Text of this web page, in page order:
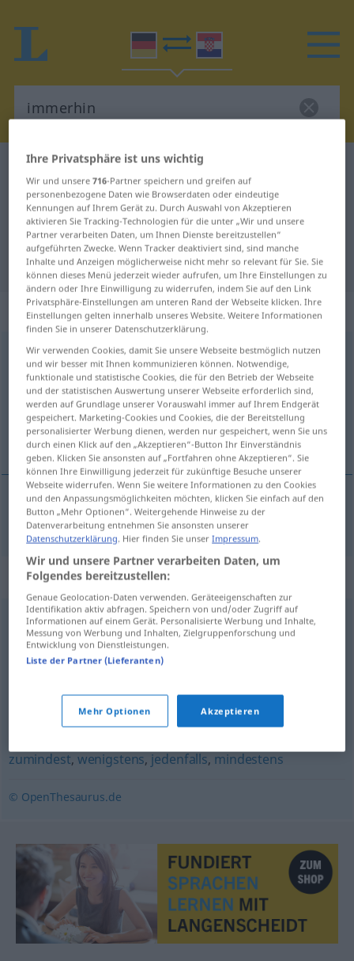
Deutsch-Kroatisch Wörterbuch
Deutsch-Kroatisch Übersetzung für
"immerhin"
"immerhin" Kroatisch Übersetzung
„immerhin“: Adverb
immerhinadv
Übersicht aller Übersetzungen
(Für mehr Details die Übersetzung anklicken/antippen)
barem
barem immerhin
Synonyme für "immerhin"
wenigstens,Hauptsache (...) (ugs.)
trotzdem, allein (geh.)
sicherlich,freilich,aber,zumindest,allerdings,
,jedenfalls
zumindest, wenigstens, jedenfalls, mindestens
© OpenThesaurus.de
Ihre Privatsphäre ist uns wichtig
Wir und unsere716-Partner speichern und greifen auf
personenbezogene Daten wie Browserdaten oder eindeutige
Kennungen auf Ihrem Gerät zu. Durch Auswahl von Akzeptieren
aktivieren Sie Tracking-Technologien für die unter „Wir und unsere
Partner verarbeiten Daten, um Ihnen Dienste bereitzustellen“
aufgeführten Zwecke. Wenn Tracker deaktiviert sind, sind manche
Inhalte und Anzeigen möglicherweise nicht mehr so relevant für Sie. Sie
können dieses Menü jederzeit wieder aufrufen, um Ihre Einstellungen zu
ändern oder Ihre Einwilligung zu widerrufen, indem Sie auf den Link
Privatsphäre-Einstellungen am unteren Rand der Webseite klicken. Ihre
Einstellungen gelten innerhalb unseres Website. Weitere Informationen
finden Sie in unserer Datenschutzerklärung.
Wir verwenden Cookies, damit Sie unsere Webseite bestmöglich nutzen
und wir besser mit Ihnen kommunizieren können. Notwendige,
funktionale und statistische Cookies, die für den Betrieb der Webseite
und der statistischen Auswertung unserer Webseite erforderlich sind,
werden auf Grundlage unserer Vorauswahl immer auf Ihrem Endgerät
gespeichert. Marketing-Cookies und Cookies, die der Bereitstellung
personalisierter Werbung dienen, werden nur gespeichert, wenn Sie uns
durch einen Klick auf den „Akzeptieren“-Button Ihr Einverständnis
geben. Klicken Sie ansonsten auf „Fortfahren ohne Akzeptieren“. Sie
können Ihre Einwilligung jederzeit für zukünftige Besuche unserer
Webseite widerrufen. Wenn Sie weitere Informationen zu den Cookies
und den Anpassungsmöglichkeiten möchten, klicken Sie einfach auf den
Button „Mehr Optionen“. Weitergehende Hinweise zu der
Datenverarbeitung entnehmen Sie ansonsten unserer
Datenschutzerklärung. Hier finden Sie unserImpressum.
Wir und unsere Partner verarbeiten Daten, um
Folgendes bereitzustellen:
Genaue Geolocation-Daten verwenden. Geräteeigenschaften zur
Identifikation aktiv abfragen. Speichern von und/oder Zugriff auf
Informationen auf einem Gerät. Personalisierte Werbung und Inhalte,
Messung von Werbung und Inhalten, Zielgruppenforschung und
Entwicklung von Dienstleistungen.
Liste der Partner (Lieferanten)
Mehr Optionen Akzeptieren